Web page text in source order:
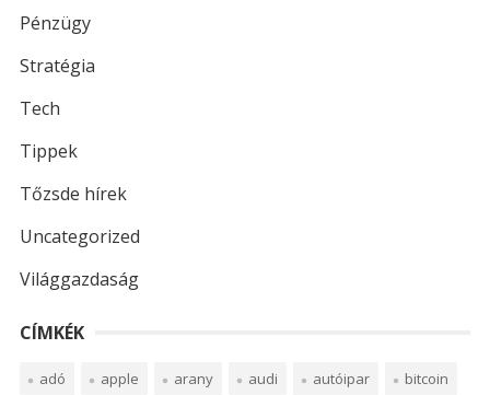
Pénzügy
Stratégia
Tech
Tippek
Tőzsde hírek
Uncategorized
Világgazdaság
CÍMKÉK
adó apple arany audi autóipar bitcoin